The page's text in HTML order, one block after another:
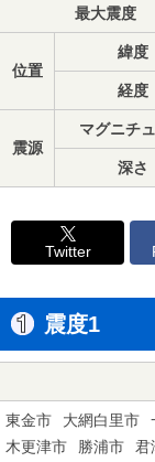
最大震度
位置
緯度
経度
震源
マグニチ
深さ
Twitter
震度1
東金市 大網白里市
木更津市
勝浦市 君